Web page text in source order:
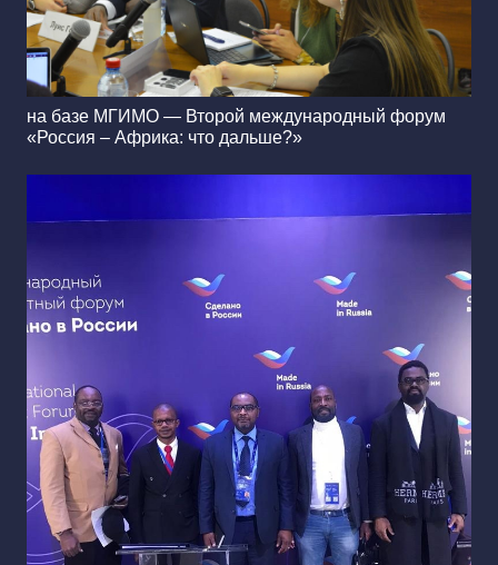
на базе МГИМО — Второй международный форум
«Россия – Африка: что дальше?»